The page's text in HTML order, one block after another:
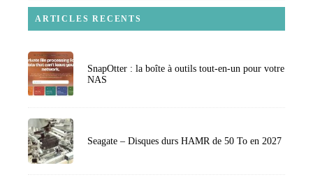
ARTICLES RECENTS
SnapOtter : la boîte à outils tout-en-un pour votre
NAS
Seagate – Disques durs HAMR de 50 To en 2027